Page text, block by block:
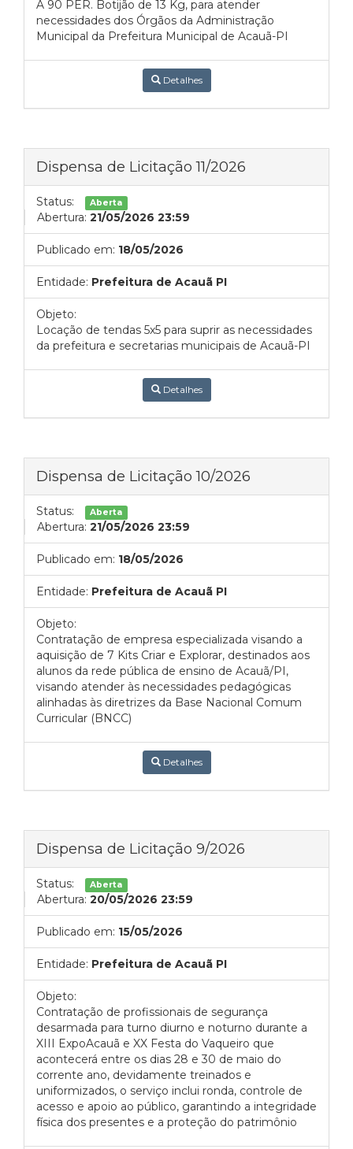
A 90 PER. Botijão de 13 Kg, para atender
necessidades dos Órgãos da Administração
Municipal da Prefeitura Municipal de Acauã-PI
Detalhes
Dispensa de Licitação 11/2026
Status: Aberta
Abertura: 21/05/2026 23:59
Publicado em: 18/05/2026
Entidade: Prefeitura de Acauã PI
Objeto:
Locação de tendas 5x5 para suprir as necessidades
da prefeitura e secretarias municipais de Acauã-PI
Detalhes
Dispensa de Licitação 10/2026
Status: Aberta
Abertura: 21/05/2026 23:59
Publicado em: 18/05/2026
Entidade: Prefeitura de Acauã PI
Objeto:
Contratação de empresa especializada visando a
aquisição de 7 Kits Criar e Explorar, destinados aos
alunos da rede pública de ensino de Acauã/PI,
visando atender às necessidades pedagógicas
alinhadas às diretrizes da Base Nacional Comum
Curricular (BNCC)
Detalhes
Dispensa de Licitação 9/2026
Status: Aberta
Abertura: 20/05/2026 23:59
Publicado em: 15/05/2026
Entidade: Prefeitura de Acauã PI
Objeto:
Contratação de profissionais de segurança
desarmada para turno diurno e noturno durante a
XIII ExpoAcauã e XX Festa do Vaqueiro que
acontecerá entre os dias 28 e 30 de maio do
corrente ano, devidamente treinados e
uniformizados, o serviço inclui ronda, controle de
acesso e apoio ao público, garantindo a integridade
física dos presentes e a proteção do patrimônio